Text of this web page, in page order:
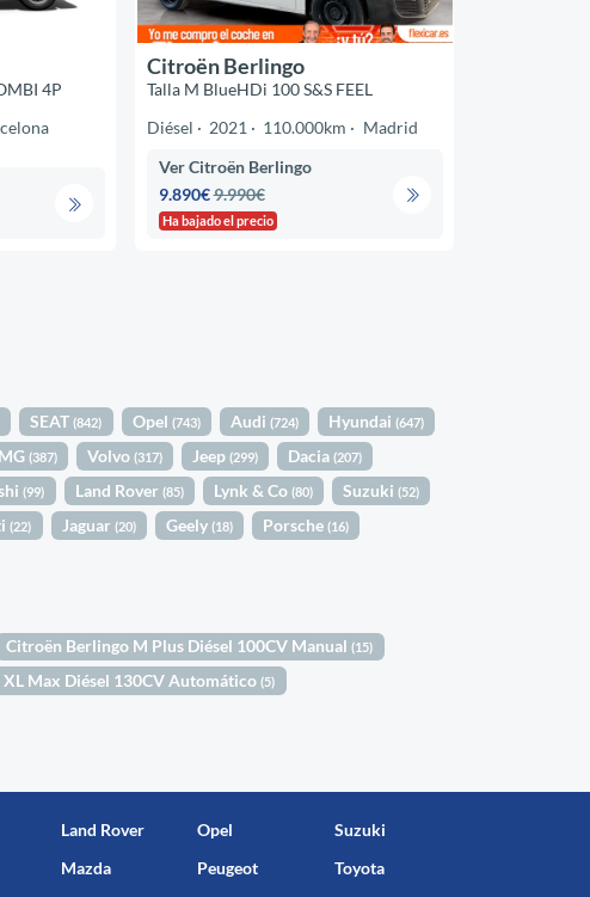
4P
Citroën Berlingo
Talla M BlueHDi 100 S&S FEEL
Diésel
2021 110.000km
Madrid
Ver Citroën Berlingo
9.890€9.990€
Ha bajado el precio
SEAT(842) Opel (743) Audi (724) Hyundai (647)
MG (387) Volvo (317) Jeep (299) Dacia(207)
(99) Land Rover (85) Lynk & Co (80) Suzuki (52)
(22) Jaguar (20) Geely (18) Porsche (16)
Citroën Berlingo M Plus Diésel 100CV Manual(15)
Max Diésel 130CV Automático(5)
Land Rover
Mazda
Opel
Peugeot
Suzuki
Toyota